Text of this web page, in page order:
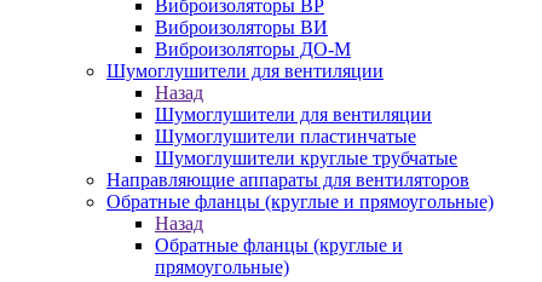
Виброизоляторы ВР
Виброизоляторы ВИ
Виброизоляторы ДО-М
Шумоглушители для вентиляции
Назад
Шумоглушители для вентиляции
Шумоглушители пластинчатые
Шумоглушители круглые трубчатые
Направляющие аппараты для вентиляторов
Обратные фланцы (круглые и прямоугольные)
Назад
Обратные фланцы (круглые и
прямоугольные)